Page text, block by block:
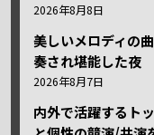
2026年8月8日
美しいメロディの
奏され堪能した夜
2026年8月7日
内外で活躍するト